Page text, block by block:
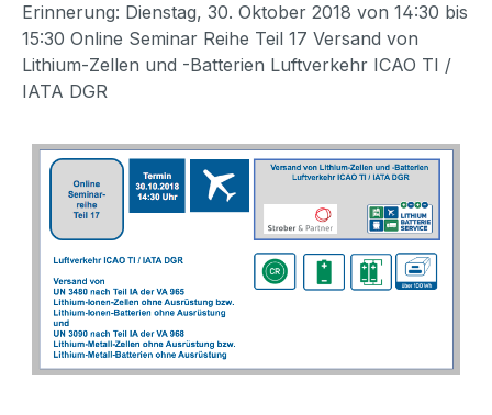
Erinnerung: Dienstag, 30. Oktober 2018 von 14:30 bis
15:30 Online Seminar Reihe Teil 17 Versand von
Lithium-Zellen und -Batterien Luftverkehr ICAO TI /
IATA DGR